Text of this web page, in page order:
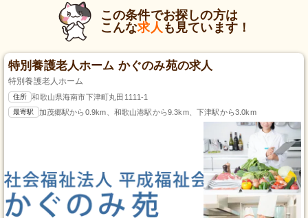
この条件でお探しの方は
こんな求人 も見ています！
特別養護老人ホーム かぐのみ苑の求人
特別養護老人ホーム
住所 和歌山県海南市下津町丸田1111-1
最寄駅 加茂郷駅から0.9km、和歌山港駅から9.3km、下津駅から3.0km